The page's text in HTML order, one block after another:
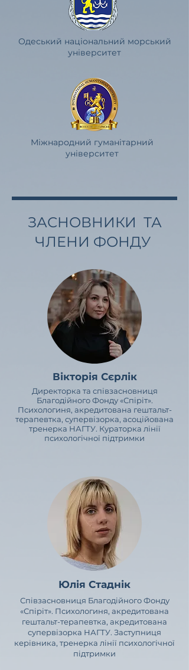
Одеський національний морський
університет
Міжнародний гуманітарний
університет
ЗАСНОВНИКИ ТА
ЧЛЕНИ ФОНДУ
Вікторія Сєрлік
Директорка та співзасновниця
Благодійного Фонду «Спіріт».
Психологиня, акредитована гештальт-
терапевтка, супервізорка, асоційована
тренерка НАГТУ. Кураторка лінії
психологічної підтримки
Юлія Стаднік
Співзасновниця Благодійного Фонду
«Спіріт». Психологиня, акредитована
гештальт-терапевтка, акредитована
супервізорка НАГТУ. Заступниця
керівника, тренерка лінії психологічної
підтримки